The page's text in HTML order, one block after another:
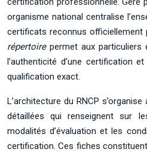
organisme national centralise
certificats reconnus officiellement
répertoirepermet aux particuliers
l’authenticité d’une certification
qualification exact.
L’architecture du RNCP
détaillées qui renseignent sur
modalités d’évaluation et les
certification. Ces fiches